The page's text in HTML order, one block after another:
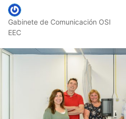
Gabinete de Comunicación OSI
EEC